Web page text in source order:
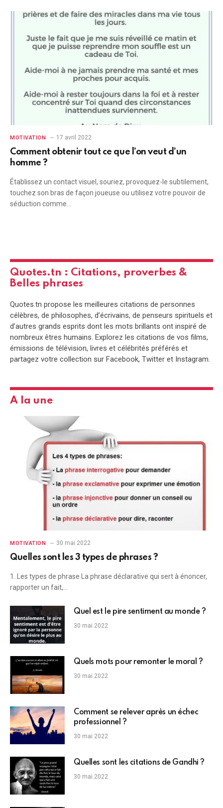
MOTIVATION 17 avril 2022
Comment obtenir tout ce que l’on veut d’un
homme ?
Établissez un contact visuel, souriez, provoquez-le subtilement,
touchez son bras de façon joueuse ou utilisez votre pouvoir de
séduction comme…
Quotes.tn : Citations, proverbes &
Belles phrases
Quotes.tn propose les meilleures citations de personnes
célèbres, de philosophes, d’écrivains, de penseurs spirituels et
d’autres grands esprits dont les mots brillants ont inspiré de
nombreux êtres humains. Explorez les citations de vos films,
émissions de télévision, livres et célébrités préférés et
partagez votre collection sur Facebook, Twitter et Instagram.
A la une
MOTIVATION 30 mai 2022
Quelles sont les 3 types de phrases ?
1. Les types de phrase La phrase déclarative qui sert à énoncer,
rapporter un fait,…
Quel est le pire sentiment au monde ?
30 mai 2022
Quels mots pour remonter le moral ?
30 mai 2022
Comment se relever après un échec
professionnel ?
30 mai 2022
Quelles sont les citations de Gandhi ?
30 mai 2022